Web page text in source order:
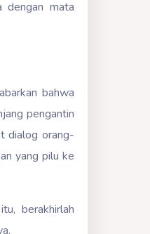
dengan mata
bahwa
pengantin
dialog orang-
yang pilu ke
berakhirlah